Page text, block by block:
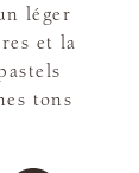
léger
et la
tons